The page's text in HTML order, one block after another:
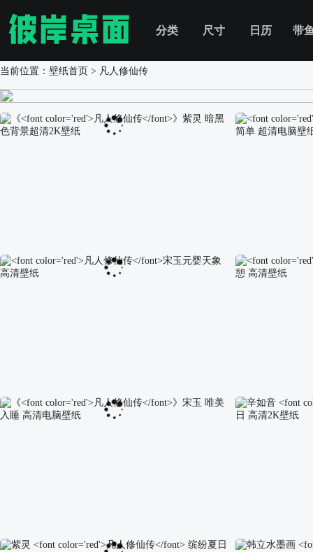
分类 尺寸 日历 带
当前位置： 壁纸首页 > 凡人修仙传
《凡人修仙传》紫灵 暗黑色背景超清2K壁纸 凡人修仙传紫灵
凡人修仙传宋玉元婴天象高清壁纸 凡人修仙传韩
《凡人修仙传》宋玉 唯美入睡 高清电脑壁纸 辛如音凡人修